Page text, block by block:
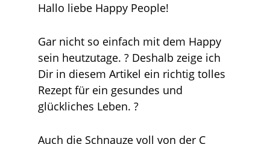
Hallo liebe Happy People!
Gar nicht so einfach mit dem Happy
sein heutzutage. ? Deshalb zeige ich
Dir in diesem Artikel ein richtig tolles
Rezept für ein gesundes und
glückliches Leben. ?
Auch die Schnauze voll von der C